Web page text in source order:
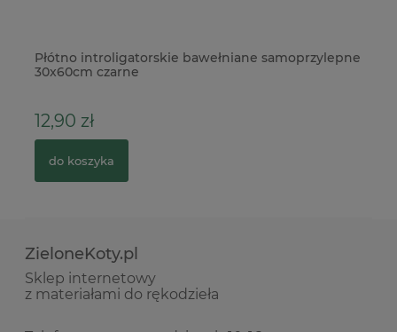
Płótno introligatorskie bawełniane samoprzylepne
30x60cm czarne
12,90 zł
do koszyka
ZieloneKoty.pl
Sklep internetowy
z materiałami do rękodzieła